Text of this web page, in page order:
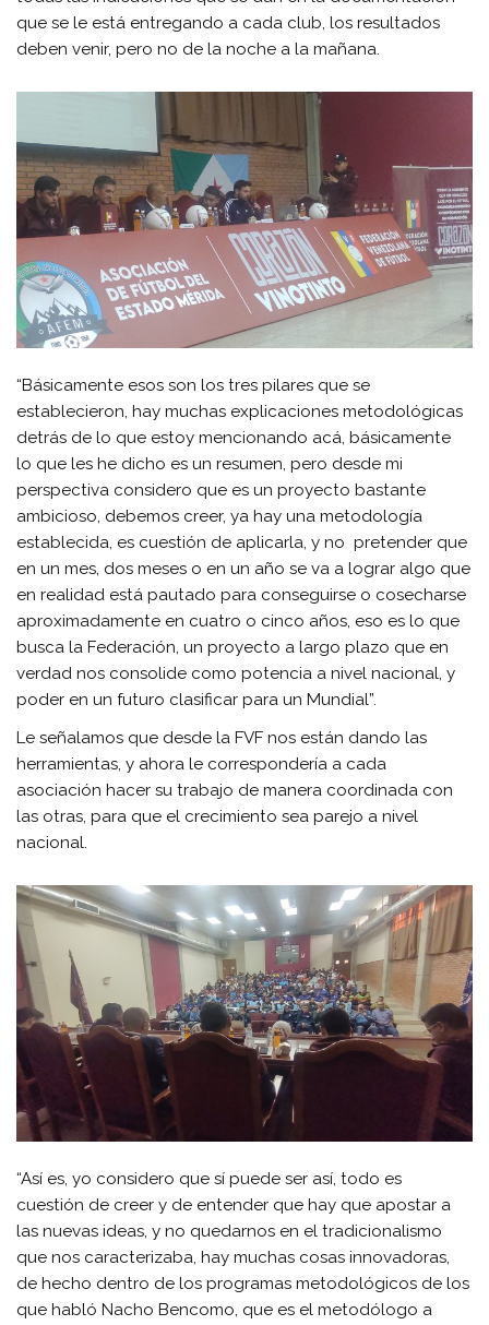
que se le está entregando a cada club, los resultados
deben venir, pero no de la noche a la mañana.
“Básicamente esos son los tres pilares que se
establecieron, hay muchas explicaciones metodológicas
detrás de lo que estoy mencionando acá, básicamente
lo que les he dicho es un resumen, pero desde mi
perspectiva considero que es un proyecto bastante
ambicioso, debemos creer, ya hay una metodología
establecida, es cuestión de aplicarla, y no pretender que
en un mes, dos meses o en un año se va a lograr algo que
en realidad está pautado para conseguirse o cosecharse
aproximadamente en cuatro o cinco años, eso es lo que
busca la Federación, un proyecto a largo plazo que en
verdad nos consolide como potencia a nivel nacional, y
poder en un futuro clasificar para un Mundial”.
Le señalamos que desde la FVF nos están dando las
herramientas, y ahora le correspondería a cada
asociación hacer su trabajo de manera coordinada con
las otras, para que el crecimiento sea parejo a nivel
nacional.
“Así es, yo considero que sí puede ser así, todo es
cuestión de creer y de entender que hay que apostar a
las nuevas ideas, y no quedarnos en el tradicionalismo
que nos caracterizaba, hay muchas cosas innovadoras,
de hecho dentro de los programas metodológicos de los
que habló Nacho Bencomo, que es el metodólogo a